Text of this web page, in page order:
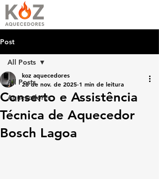
Post
All Posts
Aquecedores
All Posts
Conserto e Assistência
Técnica de Aquecedor
Bosch Lagoa
koz aquecedores
28 de nov. de 2025 1 min de leitura